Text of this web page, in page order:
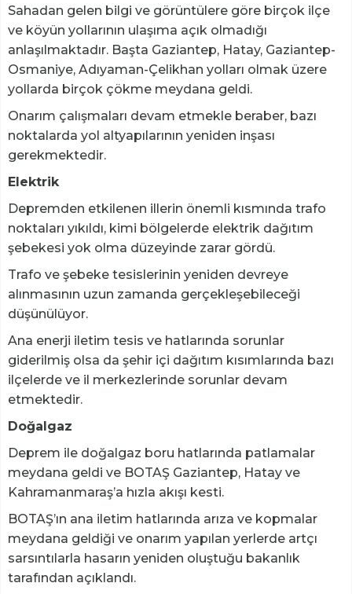
Sahadan gelen bilgi ve görüntülere göre birçok ilçe
ve köyün yollarının ulaşıma açık olmadığı
anlaşılmaktadır. Başta Gaziantep, Hatay, Gaziantep-
Osmaniye, Adıyaman-Çelikhan yolları olmak üzere
yollarda birçok çökme meydana geldi.
Onarım çalışmaları devam etmekle beraber, bazı
noktalarda yol altyapılarının yeniden inşası
gerekmektedir.
Elektrik
Depremden etkilenen illerin önemli kısmında trafo
noktaları yıkıldı, kimi bölgelerde elektrik dağıtım
şebekesi yok olma düzeyinde zarar gördü.
Trafo ve şebeke tesislerinin yeniden devreye
alınmasının uzun zamanda gerçekleşebileceği
düşünülüyor.
Ana enerji iletim tesis ve hatlarında sorunlar
giderilmiş olsa da şehir içi dağıtım kısımlarında bazı
ilçelerde ve il merkezlerinde sorunlar devam
etmektedir.
Doğalgaz
Deprem ile doğalgaz boru hatlarında patlamalar
meydana geldi ve BOTAŞ Gaziantep, Hatay ve
Kahramanmaraş’a hızla akışı kesti.
BOTAŞ’ın ana iletim hatlarında arıza ve kopmalar
meydana geldiği ve onarım yapılan yerlerde artçı
sarsıntılarla hasarın yeniden oluştuğu bakanlık
tarafından açıklandı.